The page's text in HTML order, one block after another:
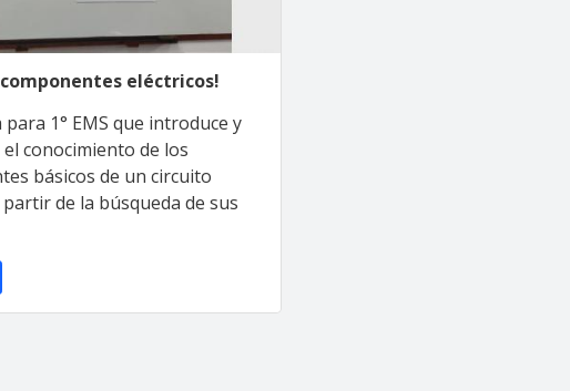
componentes eléctricos!
1° EMS que introduce y
conocimiento de los
básicos de un circuito
de la búsqueda de sus